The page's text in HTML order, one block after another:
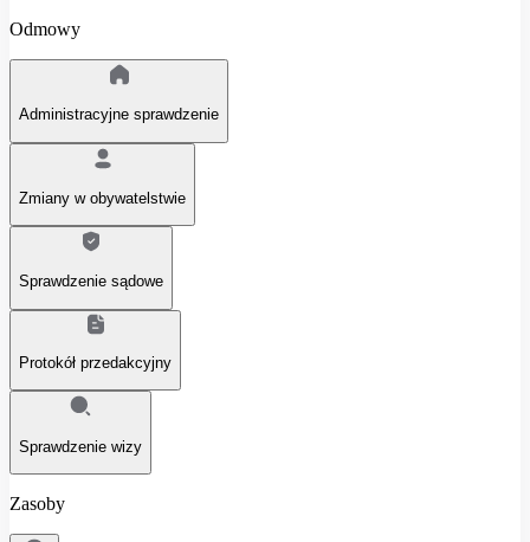
Odmowy
Administracyjne sprawdzenie
Zmiany w obywatelstwie
Sprawdzenie sądowe
Protokół przedakcyjny
Sprawdzenie wizy
Zasoby